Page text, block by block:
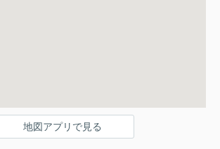
地図アプリで見る